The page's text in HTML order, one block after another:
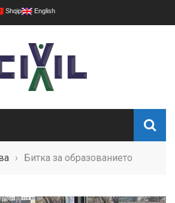
Shqip English
› Битка за образованието